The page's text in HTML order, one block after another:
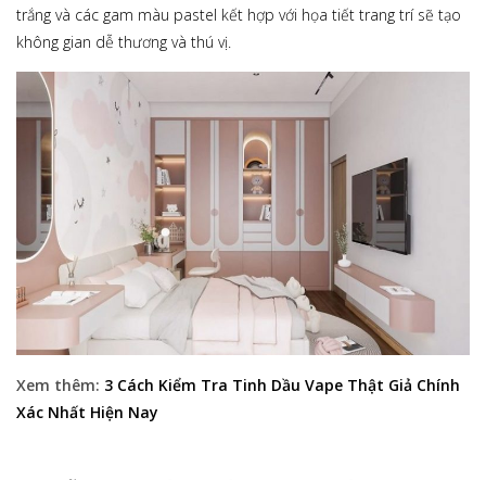
trắng và các gam màu pastel kết hợp với họa tiết trang trí sẽ tạo
không gian dễ thương và thú vị.
Xem thêm: 3 Cách Kiểm Tra Tinh Dầu Vape Thật Giả Chính
Xác Nhất Hiện Nay